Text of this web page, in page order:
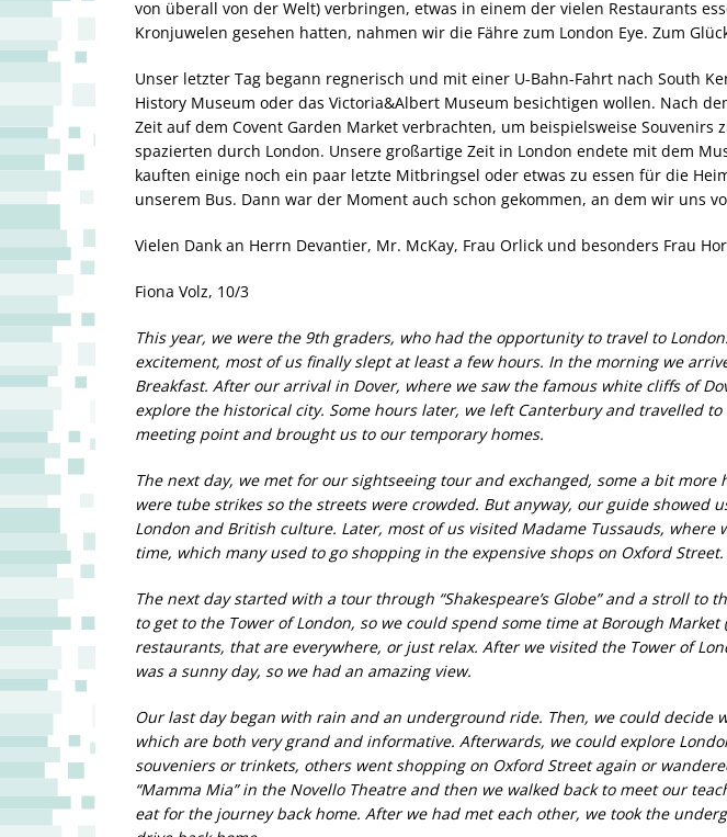
von überall von der Welt) verbringen, etwas in einem der vielen Restaurants
Kronjuwelen gesehen hatten, nahmen wir die Fähre zum London Eye. Zum
Unser letzter Tag begann regnerisch und mit einer U-Bahn-Fahrt nach South
History Museum oder das Victoria&Albert Museum besichtigen wollen. Nach
Zeit auf dem Covent Garden Market verbrachten, um beispielsweise
spazierten durch London. Unsere großartige Zeit in London endete mit dem
kauften einige noch ein paar letzte Mitbringsel oder etwas zu essen für die
unserem Bus. Dann war der Moment auch schon gekommen, an dem wir uns
Vielen Dank an Herrn Devantier, Mr. McKay, Frau Orlick und besonders Frau
Fiona Volz, 10/3
This year, we were the 9th graders, who had the opportunity to travel to
excitement, most of us finally slept at least a few hours. In the morning we
Breakfast. After our arrival in Dover, where we saw the famous white cliffs of
explore the historical city. Some hours later, we left Canterbury and travelled
meeting point and brought us to our temporary homes.
The next day, we met for our sightseeing tour and exchanged, some a bit
were tube strikes so the streets were crowded. But anyway, our guide showed
London and British culture. Later, most of us visited Madame Tussauds,
time, which many used to go shopping in the expensive shops on Oxford Street.
The next day started with a tour through “Shakespeare’s Globe” and a stroll
to get to the Tower of London, so we could spend some time at Borough
restaurants, that are everywhere, or just relax. After we visited the Tower of
was a sunny day, so we had an amazing view.
Our last day began with rain and an underground ride. Then, we could decide
which are both very grand and informative. Afterwards, we could explore
souveniers or trinkets, others went shopping on Oxford Street again or
“Mamma Mia” in the Novello Theatre and then we walked back to meet our
eat for the journey back home. After we had met each other, we took the